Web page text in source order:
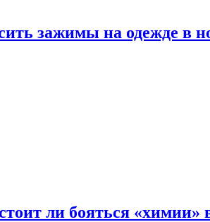
зажимы на одежде в
ли бояться «химии»